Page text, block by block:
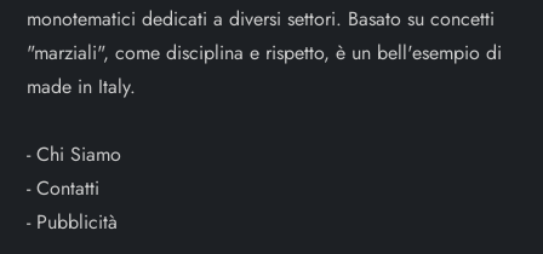
monotematici dedicati a diversi settori. Basato su concetti
"marziali", come disciplina e rispetto, è un bell'esempio di
made in Italy.
-Chi Siamo
-Contatti
- Pubblicità